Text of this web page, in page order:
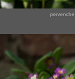
pervenche